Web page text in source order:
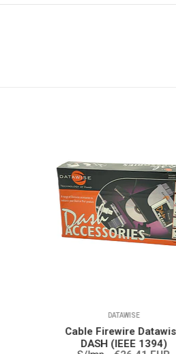
Cable Firewire Datawise
DASH (IEEE 1394)